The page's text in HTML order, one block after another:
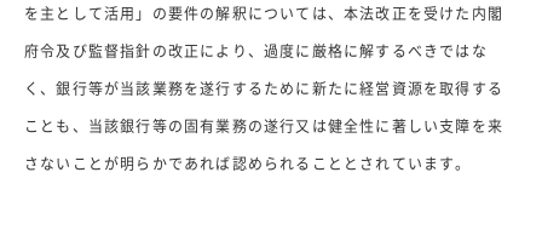
を主として活用」の要件の解釈については、本法改正を受けた内閣
府令及び監督指針の改正により、過度に厳格に解するべきではな
く、銀行等が当該業務を遂行するために新たに経営資源を取得する
ことも、当該銀行等の固有業務の遂行又は健全性に著しい支障を来
さないことが明らかであれば認められることとされています。